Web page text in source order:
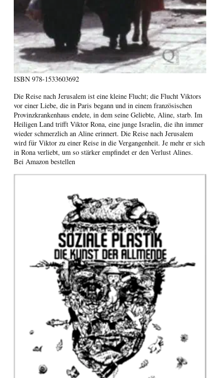
ISBN 978-1533603692
Die Reise nach Jerusalem ist eine kleine Flucht; die Flucht Viktors
vor einer Liebe, die in Paris begann und in einem französischen
Provinzkrankenhaus endete, in dem seine Geliebte, Aline, starb. Im
Heiligen Land trifft Viktor Rona, eine junge Israelin, die ihn immer
wieder schmerzlich an Aline erinnert. Die Reise nach Jerusalem
wird für Viktor zu einer Reise in die Vergangenheit. Je mehr er sich
in Rona verliebt, um so stärker empfindet er den Verlust Alines.
Bei Amazon bestellen